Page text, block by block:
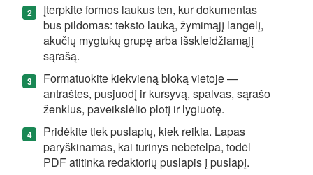
Įterpkite formos laukus ten, kur dokumentas
bus pildomas: teksto lauką, žymimąjį langelį,
akučių mygtukų grupę arba išskleidžiamąjį
sąrašą.
Formatuokite kiekvieną bloką vietoje —
antraštes, pusjuodį ir kursyvą, spalvas, sąrašo
ženklus, paveikslėlio plotį ir lygiuotę.
Pridėkite tiek puslapių, kiek reikia. Lapas
paryškinamas, kai turinys nebetelpa, todėl
PDF atitinka redaktorių puslapis į puslapį.